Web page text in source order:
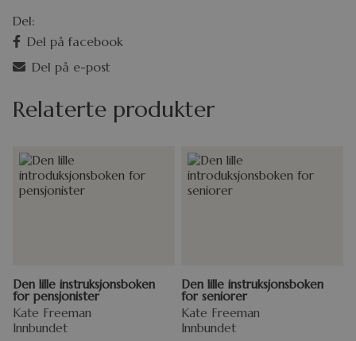
Del:
Del på facebook
Del på e-post
Relaterte produkter
Den lille instruksjonsboken
for pensjonister
Kate Freeman
Innbundet
Den lille instruksjonsboken
for seniorer
Kate Freeman
Innbundet